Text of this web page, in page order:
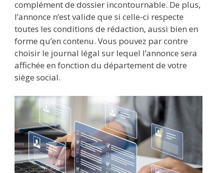
complément de dossier incontournable. De plus,
l’annonce n’est valide que si celle-ci respecte
toutes les conditions de rédaction, aussi bien en
forme qu’en contenu. Vous pouvez par contre
choisir le journal légal sur lequel l’annonce sera
affichée en fonction du département de votre
siège social.